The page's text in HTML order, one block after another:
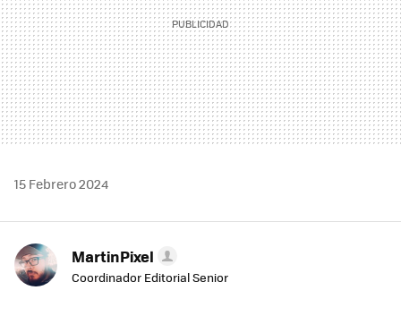
15 Febrero 2024
MartinPixel
Coordinador Editorial Senior